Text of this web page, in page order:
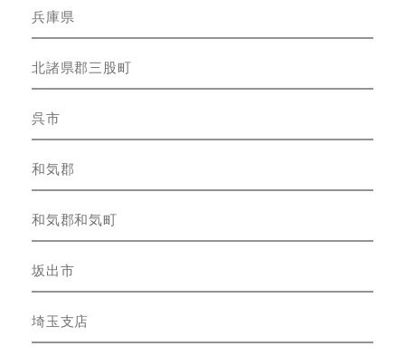
兵庫県
北諸県郡三股町
呉市
和気郡
和気郡和気町
坂出市
埼玉支店